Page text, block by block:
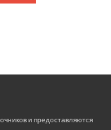
и предоставляются